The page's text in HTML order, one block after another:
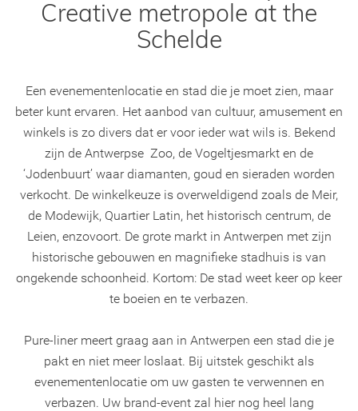
Creative metropole at the
Schelde
Een evenementenlocatie en stad die je moet zien, maar
beter kunt ervaren. Het aanbod van cultuur, amusement en
winkels is zo divers dat er voor ieder wat wils is. Bekend
zijn de Antwerpse Zoo, de Vogeltjesmarkt en de
‘Jodenbuurt’ waar diamanten, goud en sieraden worden
verkocht. De winkelkeuze is overweldigend zoals de Meir,
de Modewijk, Quartier Latin, het historisch centrum, de
Leien, enzovoort. De grote markt in Antwerpen met zijn
historische gebouwen en magnifieke stadhuis is van
ongekende schoonheid. Kortom: De stad weet keer op keer
te boeien en te verbazen.
Pure-liner meert graag aan in Antwerpen een stad die je
pakt en niet meer loslaat. Bij uitstek geschikt als
evenementenlocatie om uw gasten te verwennen en
verbazen. Uw brand-event zal hier nog heel lang